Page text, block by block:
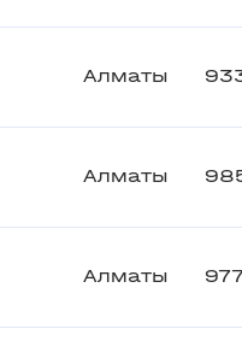
Алматы
Алматы
Алматы